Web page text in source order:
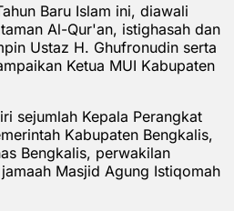
Baru Islam ini, diawali
Al-Qur'an, istighasah dan
Ustaz H. Ghufronudin serta
Ketua MUI Kabupaten
sejumlah Kepala Perangkat
Kabupaten Bengkalis,
Bengkalis, perwakilan
Masjid Agung Istiqomah